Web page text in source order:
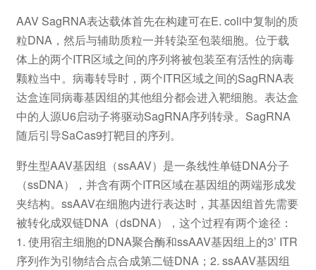
AAV SagRNA表达载体首先在构建可在E. coli中复制的质
粒DNA，然后与辅助质粒一并转染至包装细胞。位于载
体上的两个ITR区域之间的序列将被包装至有活性的病毒
颗粒当中。病毒转导时，两个ITR区域之间的SagRNA表
达盒连同病毒基因组的其他组分都会进入靶细胞。表达盒
中的人源U6启动子将驱动SagRNA序列转录。SagRNA
随后引导SaCas9打靶目的序列。
野生型AAV基因组（ssAAV）是一条线性单链DNA分子
（ssDNA），并含有两个ITR区域在基因组的两端形成发
夹结构。ssAAV在细胞内进行表达时，其基因组首先需要
被转化成双链DNA（dsDNA），这个过程有两个途径：
1. 使用宿主细胞的DNA聚合酶和ssAAV基因组上的3’ ITR
序列作为引物结合点合成第二链DNA；2. ssAAV基因组